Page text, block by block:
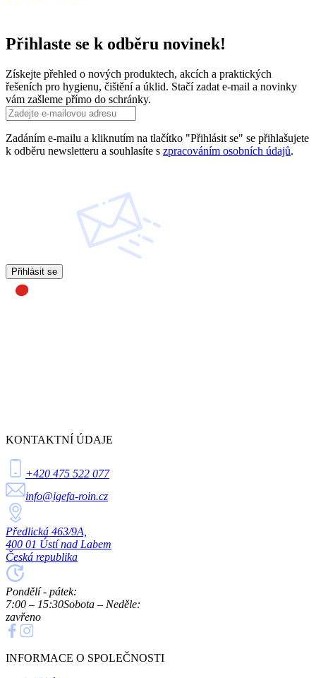
Přihlaste se k odběru novinek!
Získejte přehled o nových produktech, akcích a praktických
řešeních pro hygienu, čištění a úklid. Stačí zadat e-mail a novinky
vám zašleme přímo do schránky.
Zadáním e-mailu a kliknutím na tlačítko "Přihlásit se" se přihlašujete
k odběru newsletteru a souhlasíte s zpracováním osobních údajů.
Přihlásit se
KONTAKTNÍ ÚDAJE
+420 475 522 077
info@igefa-roin.cz
Předlická 463/9A,
400 01 Ústí nad Labem
Česká republika
Pondělí - pátek:
7:00 – 15:30Sobota – Neděle:
zavřeno
INFORMACE O SPOLEČNOSTI